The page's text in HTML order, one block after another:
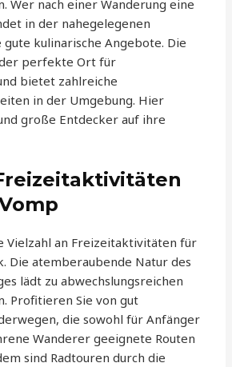
Wer nach einer Wanderung eine
in der nahegelegenen
gute kulinarische Angebote. Die
perfekte Ort für
bietet zahlreiche
in der Umgebung. Hier
große Entdecker auf ihre
Vielzahl an Freizeitaktivitäten für
Die atemberaubende Natur des
lädt zu abwechslungsreichen
Profitieren Sie von gut
die sowohl für Anfänger
Wanderer geeignete Routen
sind Radtouren durch die